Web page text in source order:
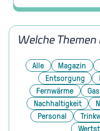
Welche
Alle Magazin
Entsorgung
Fernwärme
Gas
Nachhaltigkeit
Personal